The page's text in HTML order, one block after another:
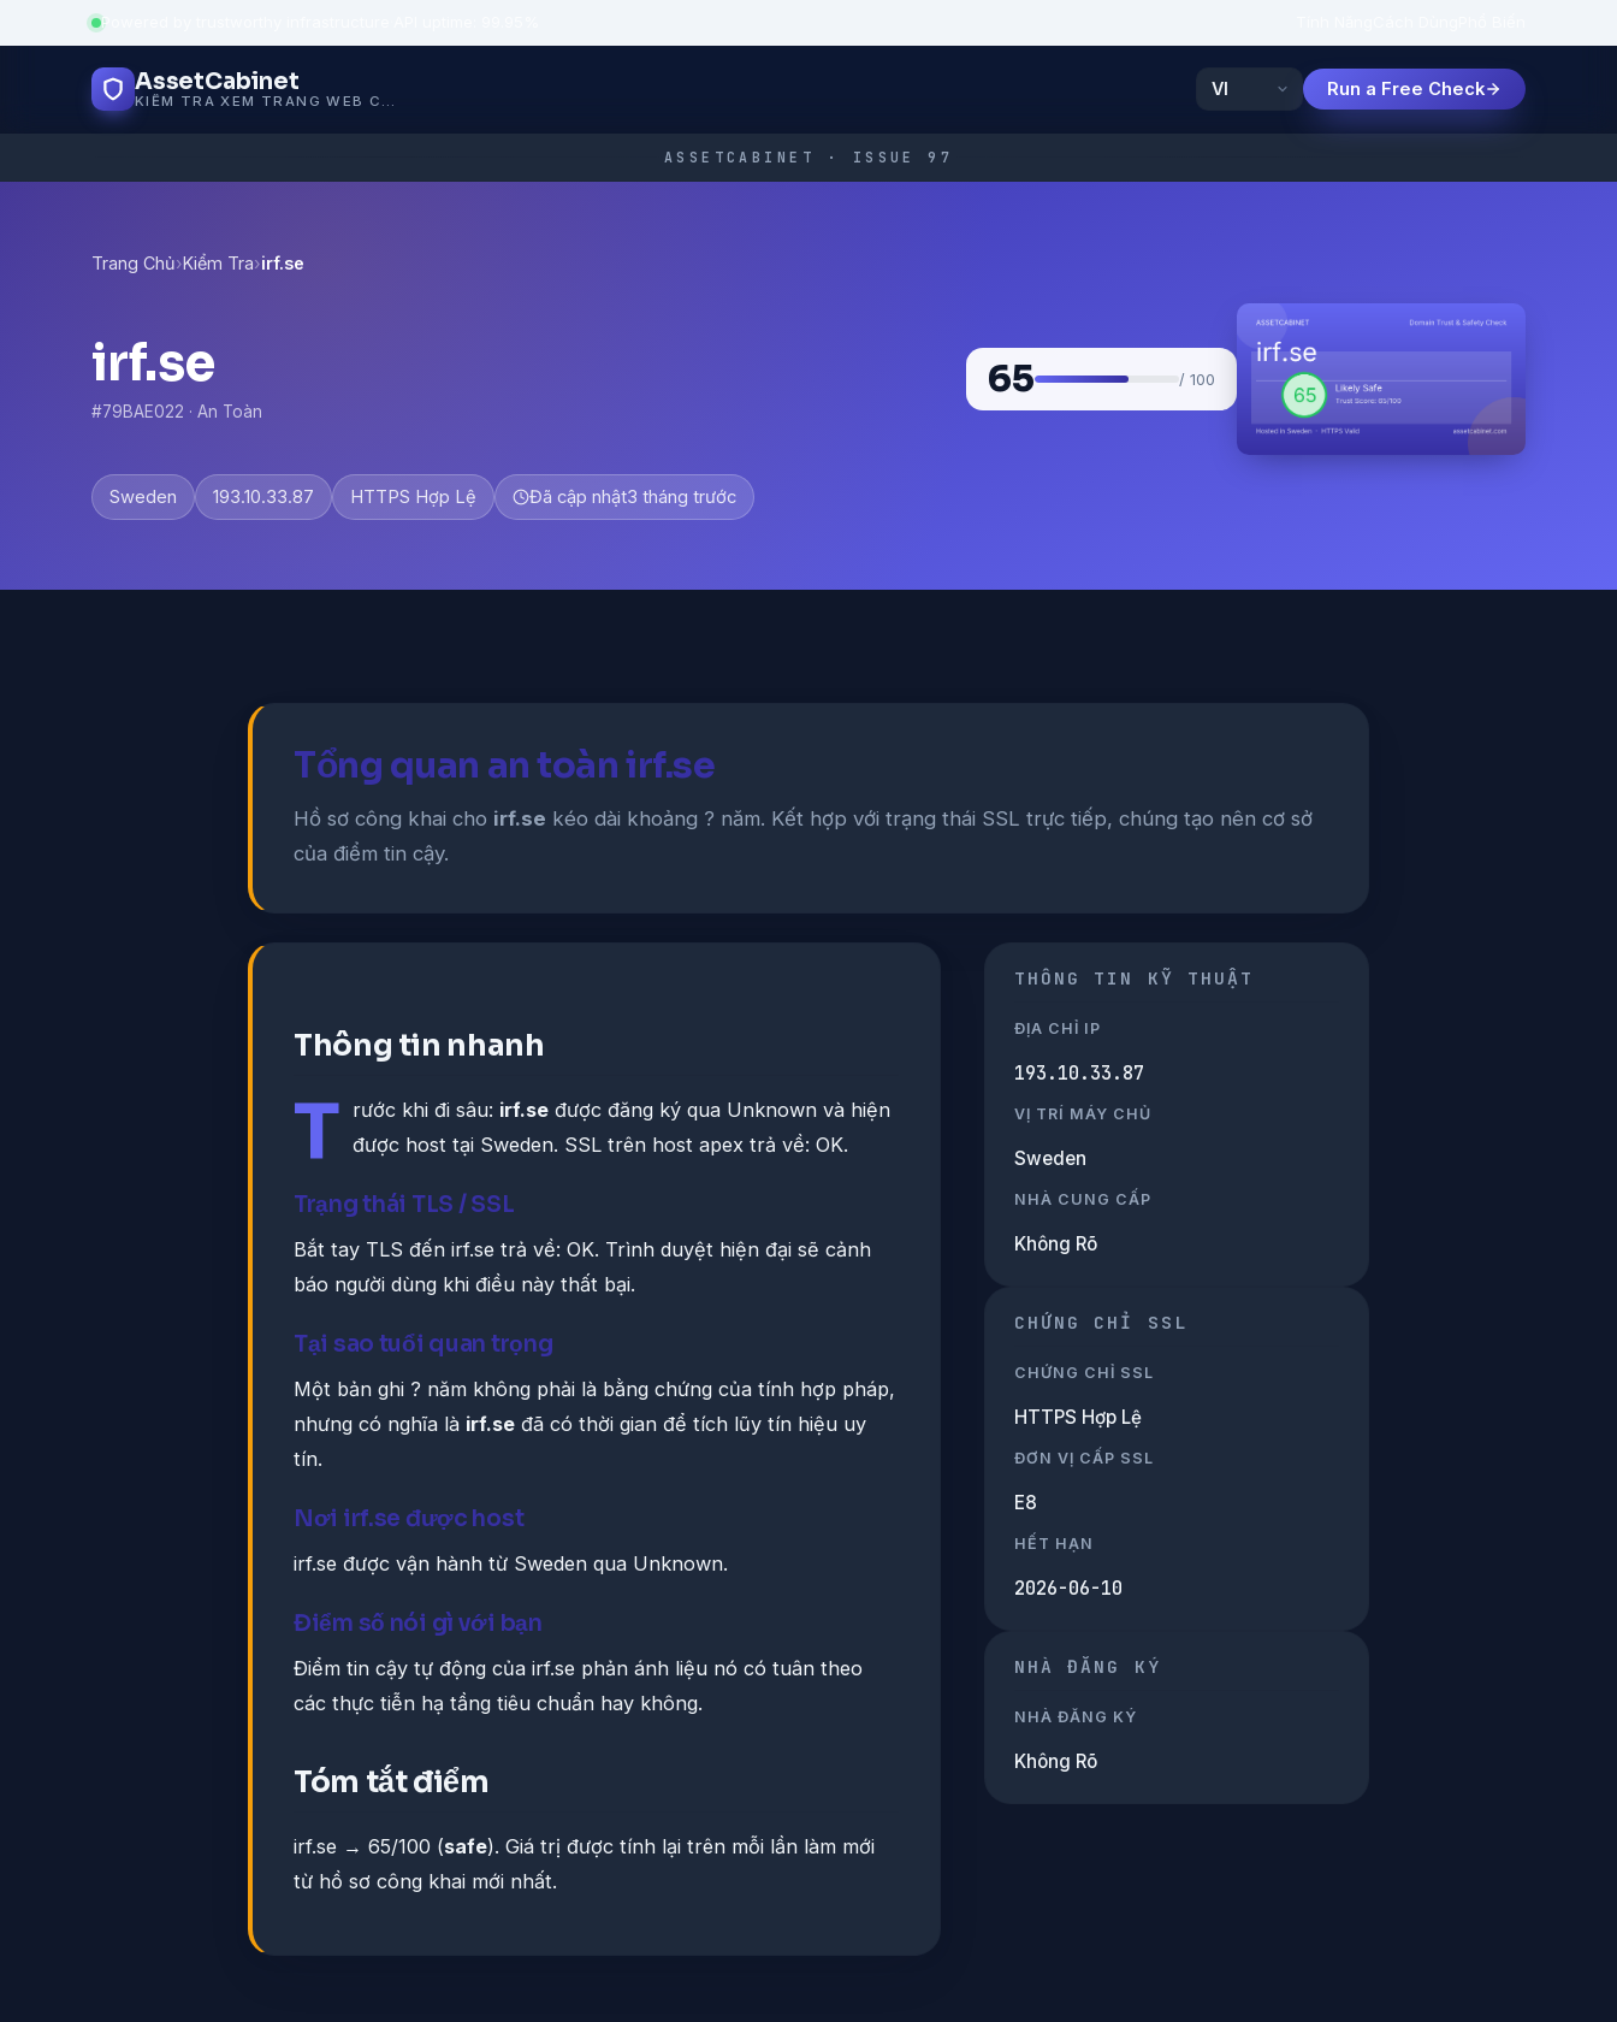
Powered by trustworthy infrastructure
AssetCabinet
KIỂM TRA XEM TRANG WEB CÓ AN TOÀN KHÔNG
Run a Free Check
ASSETCABINET · ISSUE 97
Trang Chủ›Kiểm Tra›irf.se
irf.se
#79BAE022 · An Toàn
65 / 100
Sweden 193.10.33.87 HTTPS Hợp Lệ Đã cập nhật3 tháng trước
Tổng quan an toàn irf.se
Hồ sơ công khai cho irf.se kéo dài khoảng ? năm. Kết hợp với trạng thái SSL trực tiếp, chúng tạo nên cơ sở
của điểm tin cậy.
Thông tin nhanh
T rước khi đi sâu: irf.se được đăng ký qua Unknown và hiện
được host tại Sweden. SSL trên host apex trả về: OK.
Trạng thái TLS / SSL
Bắt tay TLS đến irf.se trả về: OK. Trình duyệt hiện đại sẽ cảnh
báo người dùng khi điều này thất bại.
Tại sao tuổi quan trọng
Một bản ghi ? năm không phải là bằng chứng của tính hợp pháp,
nhưng có nghĩa là irf.se đã có thời gian để tích lũy tín hiệu uy
tín.
Nơi irf.se được host
irf.se được vận hành từ Sweden qua Unknown.
Điểm số nói gì với bạn
Điểm tin cậy tự động của irf.se phản ánh liệu nó có tuân theo
các thực tiễn hạ tầng tiêu chuẩn hay không.
Tóm tắt điểm
irf.se → 65/100 (safe). Giá trị được tính lại trên mỗi lần làm mới
từ hồ sơ công khai mới nhất.
THÔNG TIN KỸ THUẬT
ĐỊA CHỈ IP
193.10.33.87
VỊ TRÍ MÁY CHỦ
Sweden
NHÀ CUNG CẤP
Không Rõ
CHỨNG CHỈ SSL
CHỨNG CHỈ SSL
HTTPS Hợp Lệ
ĐƠN VỊ CẤP SSL
E8
HẾT HẠN
2026-06-10
NHÀ ĐĂNG KÝ
NHÀ ĐĂNG KÝ
Không Rõ